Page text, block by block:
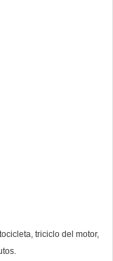
triciclo del motor,